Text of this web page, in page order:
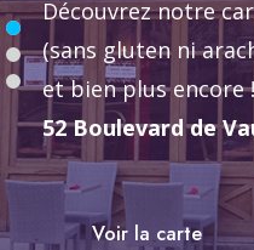
Découvrez notre
(sans gluten ni
et bien plus encore !
52 Boulevard de
Voir la carte